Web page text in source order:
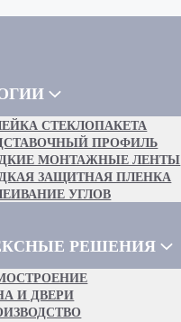
СТЕКЛОПАКЕТА
ПРОФИЛЬ
МОНТАЖНЫЕ ЛЕНТЫ
ЗАЩИТНАЯ ПЛЕНКА
УГЛОВ
РЕШЕНИЯ
И ДВЕРИ